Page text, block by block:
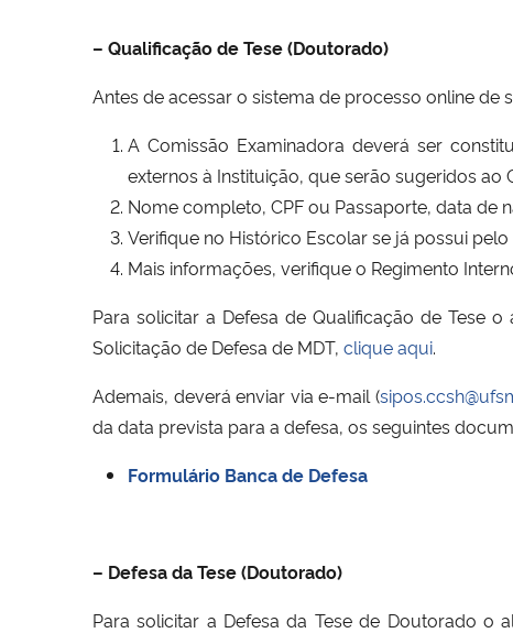
– Qualificação de Tese (Doutorado)
Antes de acessar o sistema de processo online de
A Comissão Examinadora deverá ser
externos à Instituição, que serão sugeridos
Nome completo, CPF ou Passaporte, data de
Verifique no Histórico Escolar se já possui
Mais informações, verifique o Regimento
Para solicitar a Defesa de Qualificação de Tese
Solicitação de Defesa de MDT, clique aqui.
Ademais, deverá enviar via e-mail (
da data prevista para a defesa, os seguintes
Formulário Banca de Defesa
– Defesa da Tese (Doutorado)
Para solicitar a Defesa da Tese de Doutorado o